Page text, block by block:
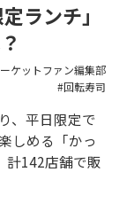
ランチ」
ケットファン編集部
回転寿司
、平日限定で
しめる「かっ
計142店舗で販